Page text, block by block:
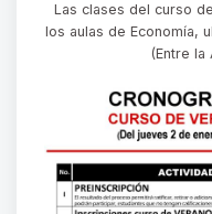
Las clases del curso
los aulas de Economía,
(Entre la